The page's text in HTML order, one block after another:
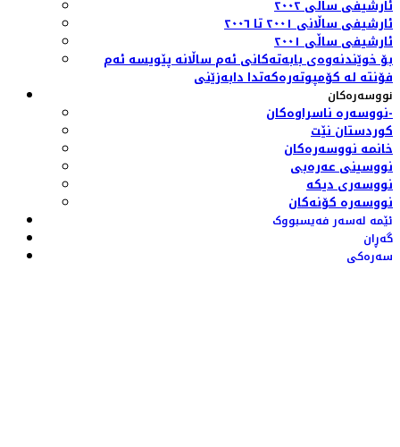
ئارشیفی ساڵی ٢٠٠٢
ئارشیفی ساڵانی ٢٠٠١ تا ٢٠٠٦
ئارشیفی ساڵی ٢٠٠١
بۆ خوێندنەوەی بابەتەکانی ئەم ساڵانە پێویسە ئەم
فۆنتە لە کۆمپوتەرەکەتدا دابەزێنی
نووسەرەکان
نووسەرە ناسراوەکان-
کوردستان نێت
خانمە نووسەرەکان
نووسینی عەرەبی
نووسەری دیکە
نووسەرە کۆنەکان
ئێمە لەسەر فەیسبووک
گەڕان
سەرەکی